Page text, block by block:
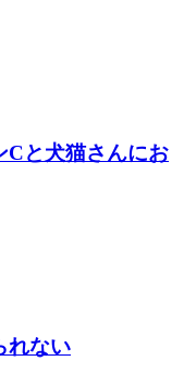
Cと犬猫さんにお
れない